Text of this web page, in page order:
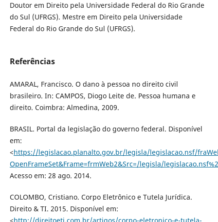
Doutor em Direito pela Universidade Federal do Rio Grande
do Sul (UFRGS). Mestre em Direito pela Universidade
Federal do Rio Grande do Sul (UFRGS).
Referências
AMARAL, Francisco. O dano à pessoa no direito civil
brasileiro. In: CAMPOS, Diogo Leite de. Pessoa humana e
direito. Coimbra: Almedina, 2009.
BRASIL. Portal da legislação do governo federal. Disponível
em:
<https://legislacao.planalto.gov.br/legisla/legislacao.nsf/
OpenFrameSet&Frame=frmWeb2&Src=/legisla/
Acesso em: 28 ago. 2014.
COLOMBO, Cristiano. Corpo Eletrônico e Tutela Jurídica.
Direito & TI. 2015. Disponível em: